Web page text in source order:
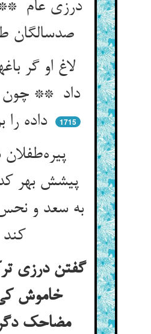
درزی عام
لاغ او گر
داد ** چون
داده را بر باد داد
1715
پیشش بهر
به سعد و
کند
گفتن درزی
خاموش
مضاحک